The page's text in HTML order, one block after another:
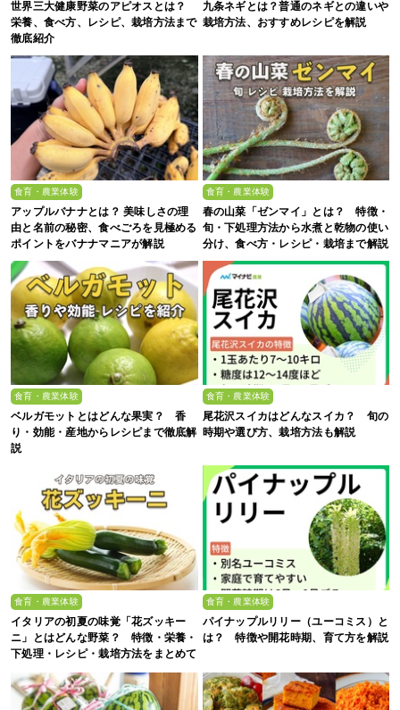
世界三大健康野菜のアピオスとは？
栄養、食べ方、レシピ、栽培方法まで
徹底紹介
九条ネギとは？普通のネギとの違いや
栽培方法、おすすめレシピを解説
食育・農業体験
アップルバナナとは？ 美味しさの理
由と名前の秘密、食べごろを見極める
ポイントをバナナマニアが解説
食育・農業体験
春の山菜「ゼンマイ」とは？ 特徴・
旬・下処理方法から水煮と乾物の使い
分け、食べ方・レシピ・栽培まで解説
食育・農業体験
ベルガモットとはどんな果実？ 香
り・効能・産地からレシピまで徹底解
説
食育・農業体験
尾花沢スイカはどんなスイカ？ 旬の
時期や選び方、栽培方法も解説
食育・農業体験
イタリアの初夏の味覚「花ズッキー
ニ」とはどんな野菜？ 特徴・栄養・
下処理・レシピ・栽培方法をまとめて
食育・農業体験
パイナップルリリー（ユーコミス）と
は？ 特徴や開花時期、育て方を解説